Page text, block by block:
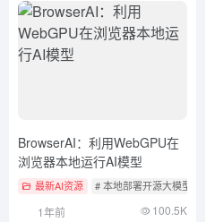
BrowserAI：利用WebGPU在
浏览器本地运行AI模型
最新AI资源 # 本地部署开源大模型工具
1年前 100.5K